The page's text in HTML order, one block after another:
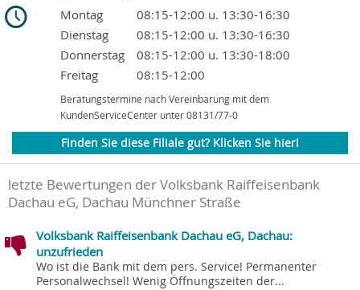
Montag
08:15-12:00 u. 13:30-16:30
Dienstag
08:15-12:00 u. 13:30-16:30
Donnerstag
08:15-12:00 u. 13:30-18:00
Freitag
08:15-12:00
Beratungstermine nach Vereinbarung mit dem
KundenServiceCenter unter 08131/77-0
Finden Sie diese Filiale gut? Klicken Sie hier!
letzte Bewertungen der Volksbank Raiffeisenbank
Dachau eG, Dachau Münchner Straße
Volksbank Raiffeisenbank Dachau eG, Dachau:
unzufrieden
Wo ist die Bank mit dem pers. Service! Permanenter
Personalwechsel! Wenig Öffnungszeiten der...